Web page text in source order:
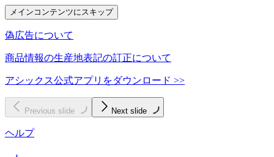
メインコンテンツにスキップ
偽広告について
商品情報の生産地表記の訂正について
アシックス公式アプリをダウンロード >>
Previous slide Next slide
ヘルプ